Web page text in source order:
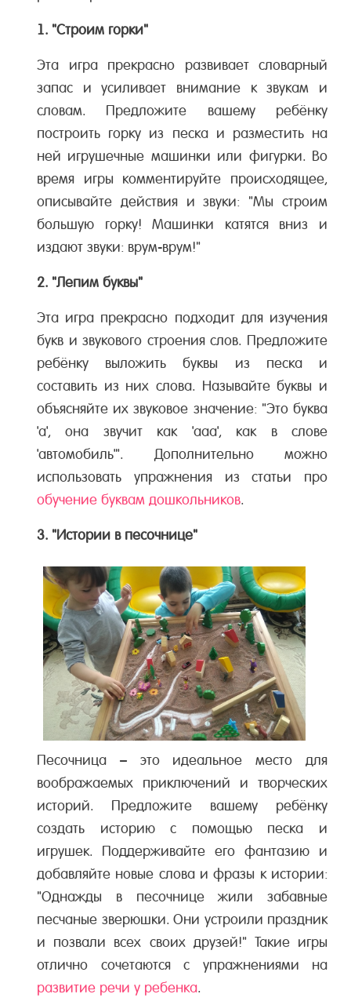
1. "Строим горки"
Эта игра прекрасно развивает словарный
запас и усиливает внимание к звукам и
словам. Предложите вашему ребёнку
построить горку из песка и разместить на
ней игрушечные машинки или фигурки. Во
время игры комментируйте происходящее,
описывайте действия и звуки: "Мы строим
большую горку! Машинки катятся вниз и
издают звуки: врум-врум!"
2. "Лепим буквы"
Эта игра прекрасно подходит для изучения
букв и звукового строения слов. Предложите
ребёнку выложить буквы из песка и
составить из них слова. Называйте буквы и
объясняйте их звуковое значение: "Это буква
'а', она звучит как 'ааа', как в слове
'автомобиль'". Дополнительно можно
использовать упражнения из статьи про
обучение буквам дошкольников.
3. "Истории в песочнице"
Песочница – это идеальное место для
воображаемых приключений и творческих
историй. Предложите вашему ребёнку
создать историю с помощью песка и
игрушек. Поддерживайте его фантазию и
добавляйте новые слова и фразы к истории:
"Однажды в песочнице жили забавные
песчаные зверюшки. Они устроили праздник
и позвали всех своих друзей!" Такие игры
отлично сочетаются с упражнениями на
развитие речи у ребенка.